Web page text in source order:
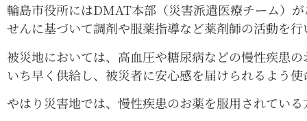
輪島市役所にはDMAT本部（災害派遣医療チーム）
せんに基づいて調剤や服薬指導など薬剤師の活動を
被災地においては、高血圧や糖尿病などの慢性疾患
いち早く供給し、被災者に安心感を届けられるよう
やはり災害地では、慢性疾患のお薬を服用されてい